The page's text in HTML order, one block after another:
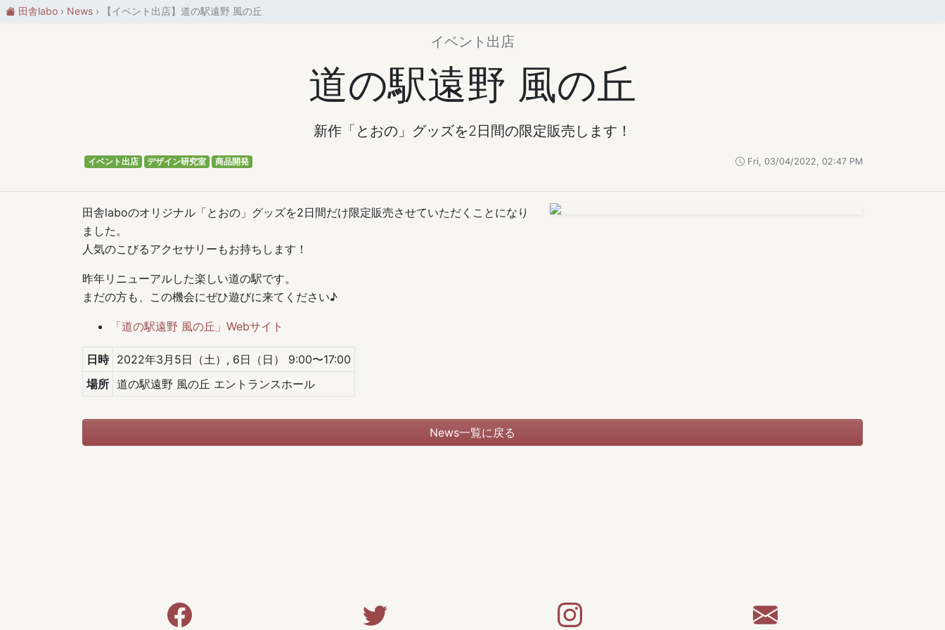
田舎labo News 【イベント出店】道の駅遠野 風の丘
イベント出店
道の駅遠野 風の丘
新作「とおの」グッズを2日間の限定販売します！
イベント出店 デザイン研究室 商品開発 Fri, 03/04/2022, 02:47 PM
田舎laboのオリジナル「とおの」グッズを2日間だけ限定販売させていただくことになり
ました。
人気のこびるアクセサリーもお持ちします！
昨年リニューアルした楽しい道の駅です。
まだの方も、この機会にぜひ遊びに来てください♪
「道の駅遠野 風の丘」Webサイト
日時
2022年3月5日（土）, 6日（日） 9:00〜17:00
場所 道の駅遠野 風の丘 エントランスホール
News一覧に戻る